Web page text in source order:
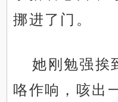
挪进了门。
她刚勉强挨
咯作响，咳出